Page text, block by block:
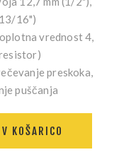
16")
vrednost 4,
preskoka,
puščanja
KOŠARICO